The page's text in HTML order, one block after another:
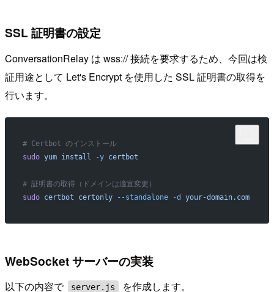
SSL 証明書の設定
ConversationRelay は wss:// 接続を要求するため、今回は検
証用途として Let's Encrypt を使用した SSL 証明書の取得を
行います。
# Certbot のインストール
sudo yum install -y certbot
# 証明書の取得（ドメインは適宜変更）
sudo certbot certonly --standalone -d your-domain.com
WebSocket サーバーの実装
以下の内容で server.js を作成します。